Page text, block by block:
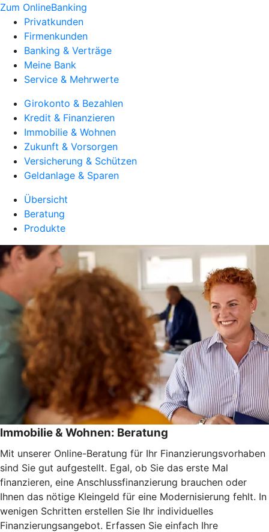
Zum OnlineBanking
Privatkunden
Firmenkunden
Banking & Verträge
Meine Bank
Service & Mehrwerte
Girokonto & Bezahlen
Kredit & Finanzieren
Immobilie & Wohnen
Zukunft & Vorsorgen
Versicherung & Schützen
Geldanlage & Sparen
Übersicht
Beratung
Produkte
Immobilie & Wohnen: Beratung
Mit unserer Online-Beratung für Ihr Finanzierungsvorhaben
sind Sie gut aufgestellt. Egal, ob Sie das erste Mal
finanzieren, eine Anschlussfinanzierung brauchen oder
Ihnen das nötige Kleingeld für eine Modernisierung fehlt. In
wenigen Schritten erstellen Sie Ihr individuelles
Finanzierungsangebot. Erfassen Sie einfach Ihre